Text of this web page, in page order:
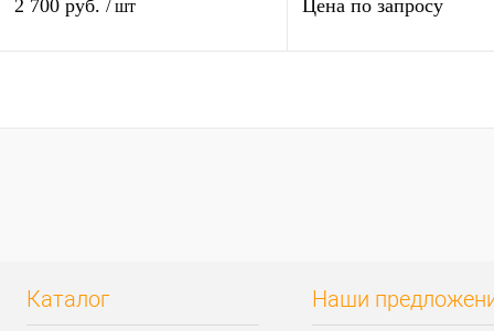
2 700 руб. / шт Цена по запросу
Каталог Наши